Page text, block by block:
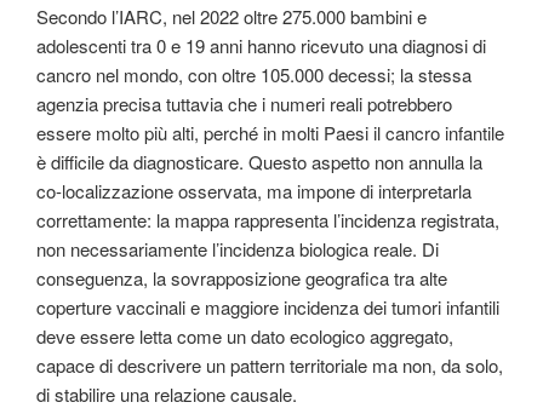
Secondo l’IARC, nel 2022 oltre 275.000 bambini e
adolescenti tra 0 e 19 anni hanno ricevuto una diagnosi di
cancro nel mondo, con oltre 105.000 decessi; la stessa
agenzia precisa tuttavia che i numeri reali potrebbero
essere molto più alti, perché in molti Paesi il cancro infantile
è difficile da diagnosticare. Questo aspetto non annulla la
co-localizzazione osservata, ma impone di interpretarla
correttamente: la mappa rappresenta l’incidenza registrata,
non necessariamente l’incidenza biologica reale. Di
conseguenza, la sovrapposizione geografica tra alte
coperture vaccinali e maggiore incidenza dei tumori infantili
deve essere letta come un dato ecologico aggregato,
capace di descrivere un pattern territoriale ma non, da solo,
di stabilire una relazione causale.